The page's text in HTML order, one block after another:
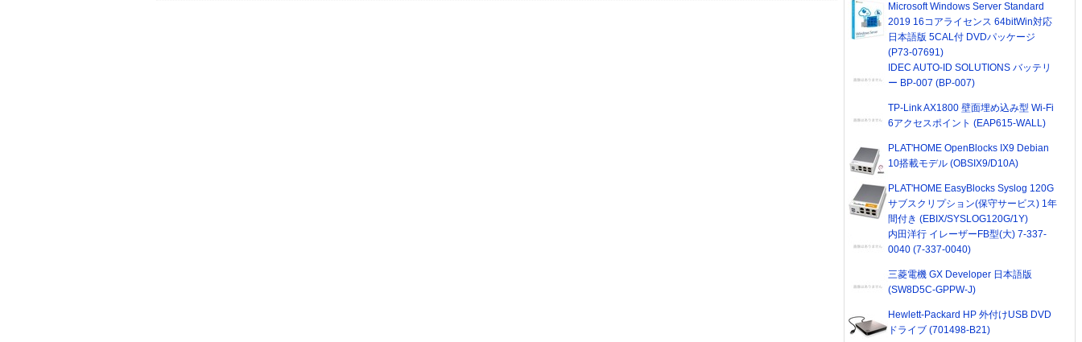
Microsoft Windows Server Standard
2019 16コアライセンス 64bitWin対応
日本語版 5CAL付 DVDパッケージ
(P73-07691)
IDEC AUTO-ID SOLUTIONS バッテリ
ー BP-007 (BP-007)
TP-Link AX1800 壁面埋め込み型 Wi-Fi
6アクセスポイント (EAP615-WALL)
PLAT'HOME OpenBlocks IX9 Debian
10搭載モデル (OBSIX9/D10A)
PLAT'HOME EasyBlocks Syslog 120G
サブスクリプション(保守サービス) 1年
間付き (EBIX/SYSLOG120G/1Y)
内田洋行 イレーザーFB型(大) 7-337-
0040 (7-337-0040)
三菱電機 GX Developer 日本語版
(SW8D5C-GPPW-J)
Hewlett-Packard HP 外付けUSB DVD
ドライブ (701498-B21)